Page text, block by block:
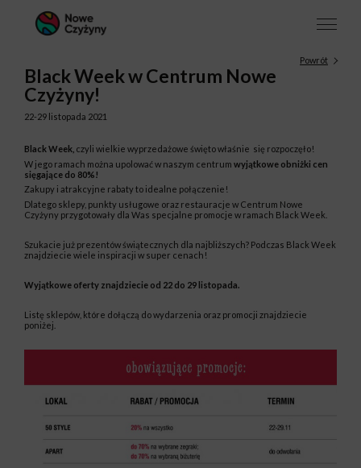
Powrót
Black Week w Centrum Nowe
Czyżyny!
22-29 listopada 2021
Black Week, czyli wielkie wyprzedażowe święto właśnie się rozpoczęło!
W jego ramach można upolować w naszym centrum wyjątkowe obniżki cen
sięgające do 80%!
Zakupy i atrakcyjne rabaty to idealne połączenie!
Dlatego sklepy, punkty usługowe oraz restauracje w Centrum Nowe
Czyżyny przygotowały dla Was specjalne promocje w ramach Black Week.
Szukacie już prezentów świątecznych dla najbliższych? Podczas Black Week
znajdziecie wiele inspiracji w super cenach!
Wyjątkowe oferty znajdziecie od 22 do 29 listopada.
Listę sklepów, które dołączą do wydarzenia oraz promocji znajdziecie
poniżej.